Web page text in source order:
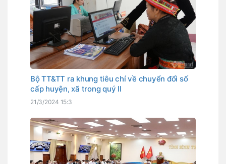
Bộ TT&TT ra khung tiêu chí về chuyển đổi số
cấp huyện, xã trong quý II
21/3/2024 15:3